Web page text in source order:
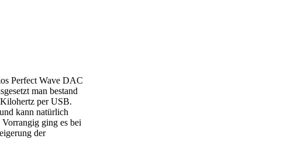
Perfect Wave DAC
man bestand
per USB.
kann natürlich
ging es bei
der